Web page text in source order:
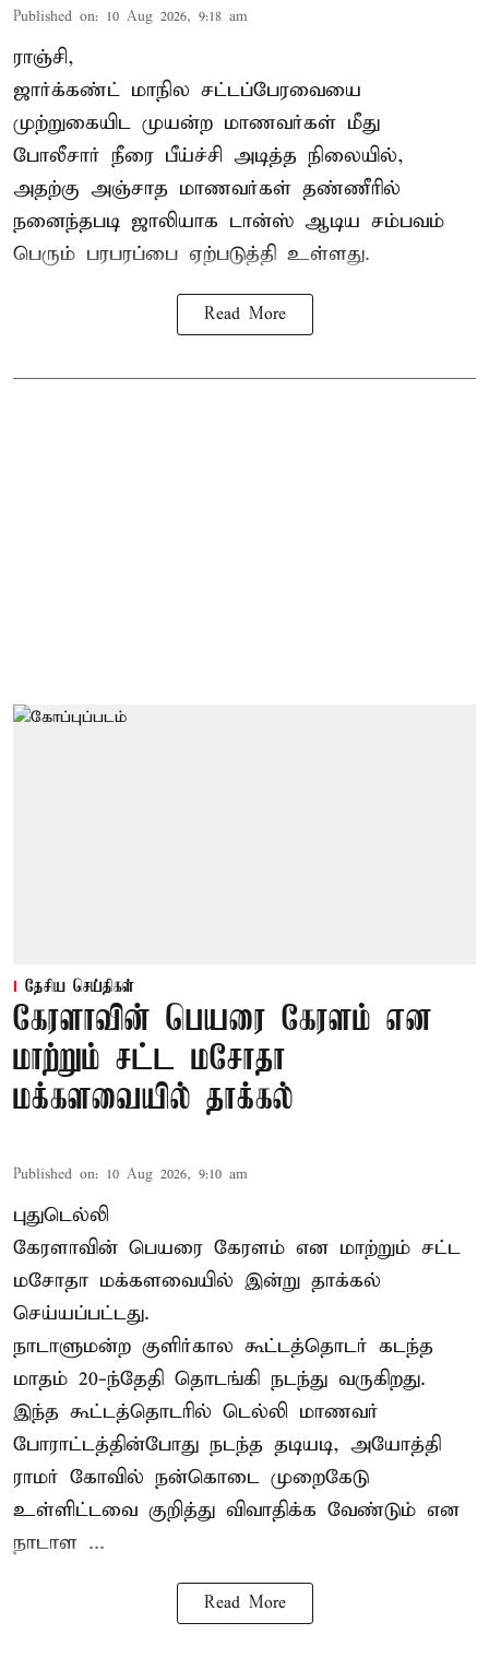
Published on: 10 Aug 2026, 9:18 am
ராஞ்சி,
ஜார்க்கண்ட் மாநில சட்டப்பேரவையை
முற்றுகையிட முயன்ற மாணவர்கள் மீது
போலீசார் நீரை பீய்ச்சி அடித்த நிலையில்,
அதற்கு அஞ்சாத மாணவர்கள் தண்ணீரில்
நனைந்தபடி ஜாலியாக டான்ஸ் ஆடிய சம்பவம்
பெரும் பரபரப்பை ஏற்படுத்தி உள்ளது.
Read More
தேசிய செய்திகள்
கேரளாவின் பெயரை கேரளம் என
மாற்றும் சட்ட மசோதா
மக்களவையில் தாக்கல்
Published on: 10 Aug 2026, 9:10 am
புதுடெல்லி
கேரளாவின் பெயரை கேரளம் என மாற்றும் சட்ட
மசோதா மக்களவையில் இன்று தாக்கல்
செய்யப்பட்டது.
நாடாளுமன்ற குளிர்கால கூட்டத்தொடர் கடந்த
மாதம் 20-ந்தேதி தொடங்கி நடந்து வருகிறது.
இந்த கூட்டத்தொடரில் டெல்லி மாணவர்
போராட்டத்தின்போது நடந்த தடியடி, அயோத்தி
ராமர் கோவில் நன்கொடை முறைகேடு
உள்ளிட்டவை குறித்து விவாதிக்க வேண்டும் என
நாடாள ...
Read More